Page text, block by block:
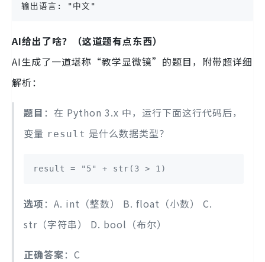
输出语言: "中文"
AI给出了啥？（这道题有点东西）
AI生成了一道堪称“教学显微镜”的题目，附带超详细
解析：
题目 ：在 Python 3.x 中，运行下面这行代码后，
变量 result 是什么数据类型？
result = "5" + str(3 > 1)
选项 ：A. int（整数） B. float（小数） C.
str（字符串） D. bool（布尔）
正确答案：C